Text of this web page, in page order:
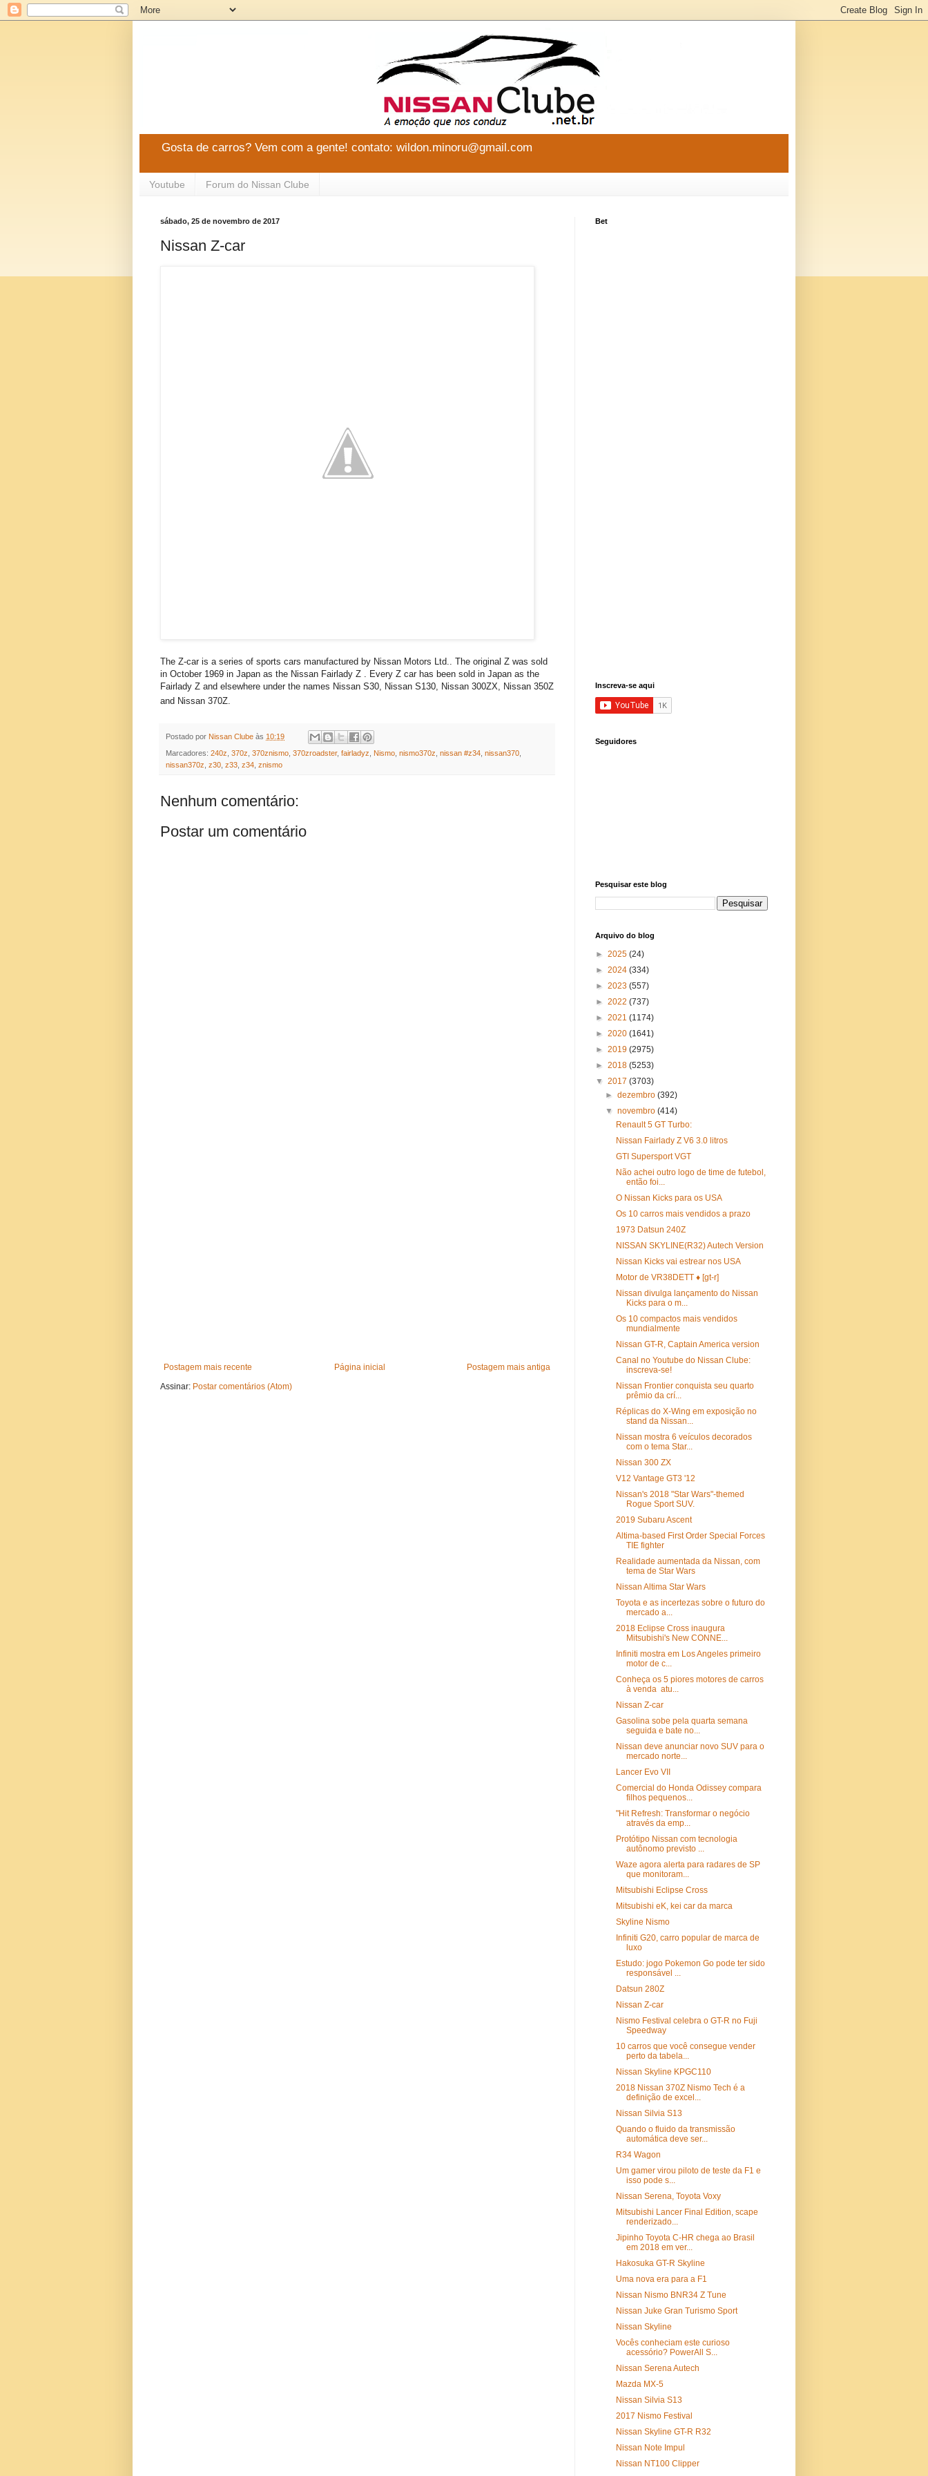
Gosta de carros? Vem com a gente! contato: wildon.minoru@gmail.com
Youtube Forum do Nissan Clube
sábado, 25 de novembro de 2017
Nissan Z-car
The Z-car is a series of sports cars manufactured by Nissan Motors Ltd.. The original Z was sold
in October 1969 in Japan as the Nissan Fairlady Z . Every Z car has been sold in Japan as the
Fairlady Z and elsewhere under the names Nissan S30, Nissan S130, Nissan 300ZX, Nissan 350Z
and Nissan 370Z.
Postado por Nissan Clube às 10:19
Marcadores: 240z 370z 370znismo 370zroadster, fairladyz Nismo nismo370z nissan #z34 nissan370
nissan370z z30 z33 z34 znismo
Nenhum comentário:
Postar um comentário
Postagem mais recente Postagem mais antiga
Página inicial
Assinar: Postar comentários (Atom)
Bet
Inscreva-se aqui
Seguidores
Pesquisar este blog
Arquivo do blog
► 2025 (24)
► 2024 (334)
► 2023 (557)
► 2022 (737)
► 2021 (1174)
► 2020 (1641)
► 2019 (2975)
► 2018 (5253)
▼ 2017 (3703)
►dezembro(392)
▼novembro(414)
Renault 5 GT Turbo:
Nissan Fairlady Z V6 3.0 litros
GTI Supersport VGT
Não achei outro logo de time de futebol,
então foi...
O Nissan Kicks para os USA
Os 10 carros mais vendidos a prazo
1973 Datsun 240Z
NISSAN SKYLINE(R32) Autech Version
Nissan Kicks vai estrear nos USA
Motor de VR38DETT ♦ [gt-r]
Nissan divulga lançamento do Nissan
Kicks para o m...
Os 10 compactos mais vendidos
mundialmente
Nissan GT-R, Captain America version
Canal no Youtube do Nissan Clube:
inscreva-se!
Nissan Frontier conquista seu quarto
prêmio da crí...
Réplicas do X-Wing em exposição no
stand da Nissan...
Nissan mostra 6 veículos decorados
com o tema Star...
Nissan 300 ZX
V12 Vantage GT3 '12
Nissan's 2018 "Star Wars"-themed
Rogue Sport SUV.
2019 Subaru Ascent
Altima-based First Order Special Forces
TIE fighter
Realidade aumentada da Nissan, com
tema de Star Wars
Nissan Altima Star Wars
Toyota e as incertezas sobre o futuro do
mercado a...
2018 Eclipse Cross inaugura
Mitsubishi's New CONNE...
Infiniti mostra em Los Angeles primeiro
motor de c...
Conheça os 5 piores motores de carros
à venda atu...
Nissan Z-car
Gasolina sobe pela quarta semana
seguida e bate no...
Nissan deve anunciar novo SUV para o
mercado norte...
Lancer Evo VII
Comercial do Honda Odissey compara
filhos pequenos...
"Hit Refresh: Transformar o negócio
através da emp...
Protótipo Nissan com tecnologia
autônomo previsto ...
Waze agora alerta para radares de SP
que monitoram...
Mitsubishi Eclipse Cross
Mitsubishi eK, kei car da marca
Skyline Nismo
Infiniti G20, carro popular de marca de
luxo
Estudo: jogo Pokemon Go pode ter sido
responsável ...
Datsun 280Z
Nissan Z-car
Nismo Festival celebra o GT-R no Fuji
Speedway
10 carros que você consegue vender
perto da tabela...
Nissan Skyline KPGC110
2018 Nissan 370Z Nismo Tech é a
definição de excel...
Nissan Silvia S13
Quando o fluido da transmissão
automática deve ser...
R34 Wagon
Um gamer virou piloto de teste da F1 e
isso pode s...
Nissan Serena, Toyota Voxy
Mitsubishi Lancer Final Edition, scape
renderizado...
Jipinho Toyota C-HR chega ao Brasil
em 2018 em ver...
Hakosuka GT-R Skyline
Uma nova era para a F1
Nissan Nismo BNR34 Z Tune
Nissan Juke Gran Turismo Sport
Nissan Skyline
Vocês conheciam este curioso
acessório? PowerAll S...
Nissan Serena Autech
Mazda MX-5
Nissan Silvia S13
2017 Nismo Festival
Nissan Skyline GT-R R32
Nissan Note Impul
Nissan NT100 Clipper